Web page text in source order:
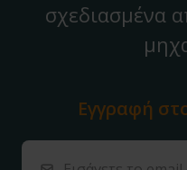
σχεδιασμένα
Εγγραφή